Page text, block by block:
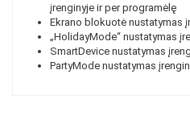
įrenginyje ir per programėlę
Ekrano blokuotė nustatymas
„HolidayMode“ nustatymas
SmartDevice nustatymas
PartyMode nustatymas